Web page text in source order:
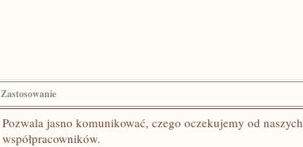
Zastosowanie
Pozwala jasno⁤ komunikować, czego oczekujemy od naszych
współpracowników.